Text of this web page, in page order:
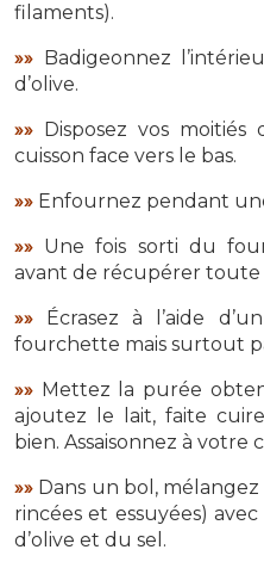
filaments).
»» Badigeonnez
d’olive.
»» Disposez vos
cuisson face vers le bas.
»» Enfournez pendant
»» Une fois sorti du
avant de récupérer toute
»» Écrasez à l’aide
fourchette mais surtout
»» Mettez la purée
ajoutez le lait, faite
bien. Assaisonnez à votre
»» Dans un bol,
rincées et essuyées)
d’olive et du sel.